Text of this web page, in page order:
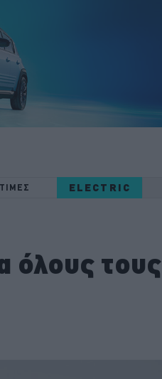
ΤΙΜΕΣ ELECTRIC
όλους τους